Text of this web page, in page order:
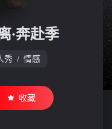
·奔赴季
秀 / 情感
收藏